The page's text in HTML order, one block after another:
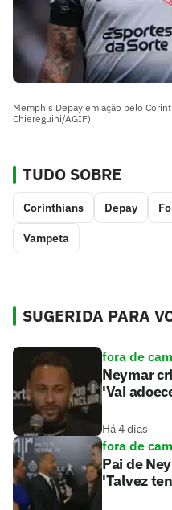
Memphis Depay em ação pelo
Chiereguini/AGIF)
TUDO SOBRE
Corinthians Depay
Vampeta
SUGERIDA PARA
fora de
Neymar
'Vai
Há 4 dias
fora de
Pai de
'Talvez